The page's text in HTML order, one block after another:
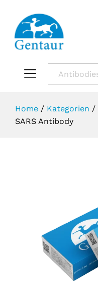
Home / Kategorien /
SARS Antibody